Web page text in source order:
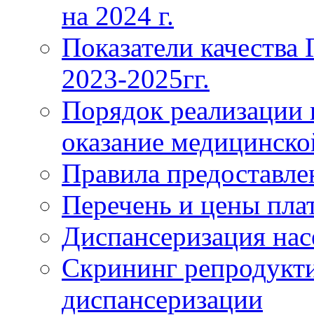
на 2024 г.
Показатели
2023-2025гг.
Порядок реализации
оказание
Правила
Перечень и цены
Диспансеризация
Скрининг
диспансеризации